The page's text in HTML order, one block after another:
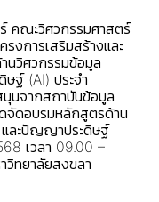
คณะวิศวกรรมศาสตร์
งการเสริมสร้างและ
นวิศวกรรมข้อมูล
ฐ์ (AI) ประจำ
นจากสถาบันข้อมูล
จัดอบรมหลักสูตรด้าน
ละปัญญาประดิษฐ์
เวลา 09.00 –
ทยาลัยสงขลา